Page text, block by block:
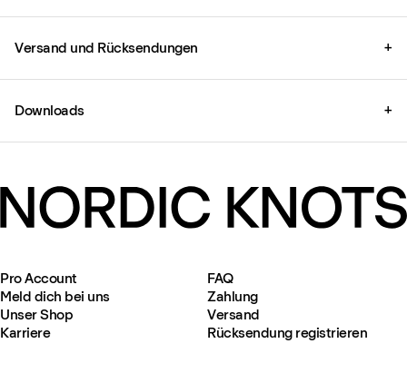
Versand und Rücksendungen +
Downloads +
Pro Account
Meld dich bei uns
Unser Shop
Karriere
FAQ
Zahlung
Versand
Rücksendung registrieren